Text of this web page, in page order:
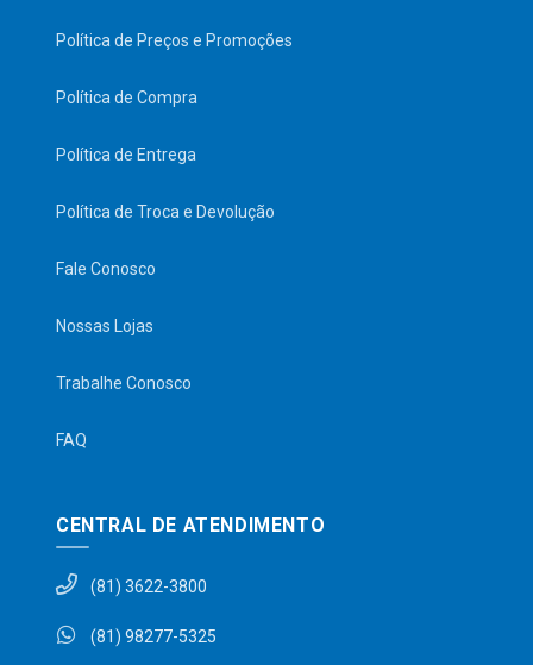
Política de Preços e Promoções
Política de Compra
Política de Entrega
Política de Troca e Devolução
Fale Conosco
Nossas Lojas
Trabalhe Conosco
FAQ
CENTRAL DE ATENDIMENTO
(81) 3622-3800
(81) 98277-5325